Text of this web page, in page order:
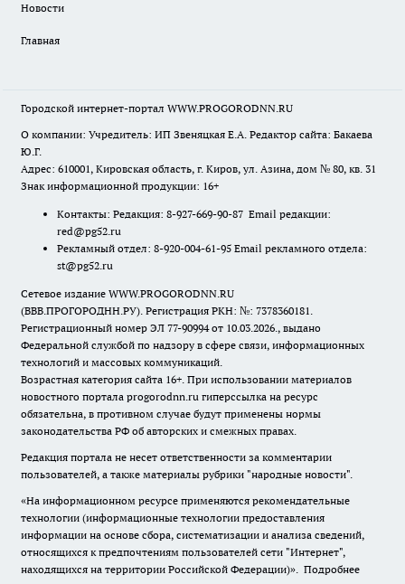
Новости
Главная
Городской интернет-портал WWW.PROGORODNN.RU
О компании: Учредитель: ИП Звеняцкая Е.А. Редактор сайта: Бакаева
Ю.Г.
Адрес: 610001, Кировская область, г. Киров, ул. Азина, дом № 80, кв. 31
Знак информационной продукции: 16+
Контакты: Редакция: 8-927-669-90-87 Email редакции:
red@pg52.ru
Рекламный отдел: 8-920-004-61-95 Email рекламного отдела:
st@pg52.ru
Сетевое издание WWW.PROGORODNN.RU
(ВВВ.ПРОГОРОДНН.РУ). Регистрация РКН: №: 7378360181.
Регистрационный номер ЭЛ 77-90994 от 10.03.2026., выдано
Федеральной службой по надзору в сфере связи, информационных
технологий и массовых коммуникаций.
Возрастная категория сайта 16+. При использовании материалов
новостного портала progorodnn.ru гиперссылка на ресурс
обязательна, в противном случае будут применены нормы
законодательства РФ об авторских и смежных правах.
Редакция портала не несет ответственности за комментарии
пользователей, а также материалы рубрики "народные новости".
«На информационном ресурсе применяются рекомендательные
технологии (информационные технологии предоставления
информации на основе сбора, систематизации и анализа сведений,
относящихся к предпочтениям пользователей сети "Интернет",
находящихся на территории Российской Федерации)». Подробнее